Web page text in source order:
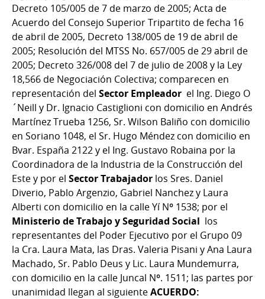
Decreto 105/005 de 7 de marzo de 2005; Acta de
Acuerdo del Consejo Superior Tripartito de fecha 16
de abril de 2005, Decreto 138/005 de 19 de abril de
2005; Resolución del MTSS No. 657/005 de 29 abril de
2005; Decreto 326/008 del 7 de julio de 2008 y la Ley
18,566 de Negociación Colectiva; comparecen en
representación del Sector Empleador el Ing. Diego O
´Neill y Dr. Ignacio Castiglioni con domicilio en Andrés
Martínez Trueba 1256, Sr. Wilson Baliño con domicilio
en Soriano 1048, el Sr. Hugo Méndez con domicilio en
Bvar. España 2122y el Ing. Gustavo Robaina por la
Coordinadora de la Industria de la Construcción del
Este y por el Sector Trabajador los Sres. Daniel
Diverio, Pablo Argenzio, Gabriel Nanchez y Laura
Alberti con domicilio en la calle Yí Nº 1538; por el
Ministerio de Trabajo y Seguridad Social los
representantes del Poder Ejecutivo por el Grupo 09
la Cra. Laura Mata, las Dras. Valeria Pisani y Ana Laura
Machado, Sr. Pablo Deus y Lic. Laura Mundemurra,
con domicilio en la calle Juncal Nº. 1511; las partes por
unanimidad llegan al siguienteACUERDO: